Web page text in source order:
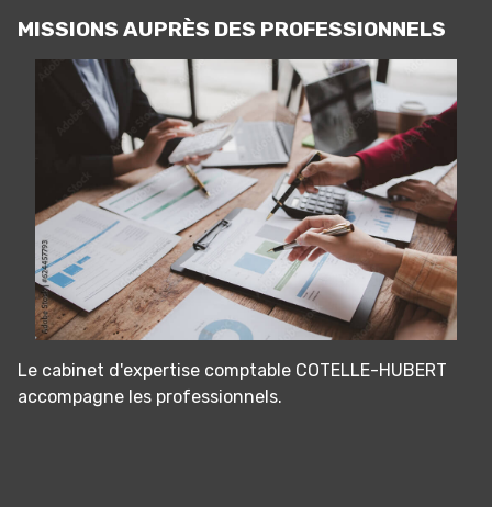
MISSIONS AUPRÈS DES PROFESSIONNELS
Le cabinet d'expertise comptable COTELLE-HUBERT
accompagne les professionnels.